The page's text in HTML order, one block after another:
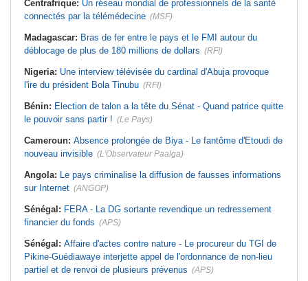
Centrafrique: Un réseau mondial de professionnels de la santé
connectés par la télémédecine (MSF)
Madagascar: Bras de fer entre le pays et le FMI autour du
déblocage de plus de 180 millions de dollars (RFI)
Nigeria: Une interview télévisée du cardinal d'Abuja provoque
l'ire du président Bola Tinubu (RFI)
Bénin: Election de talon a la tête du Sénat - Quand patrice quitte
le pouvoir sans partir ! (Le Pays)
Cameroun: Absence prolongée de Biya - Le fantôme d'Etoudi de
nouveau invisible (L'Observateur Paalga)
Angola: Le pays criminalise la diffusion de fausses informations
sur Internet (ANGOP)
Sénégal: FERA - La DG sortante revendique un redressement
financier du fonds (APS)
Sénégal: Affaire d'actes contre nature - Le procureur du TGI de
Pikine-Guédiawaye interjette appel de l'ordonnance de non-lieu
partiel et de renvoi de plusieurs prévenus (APS)